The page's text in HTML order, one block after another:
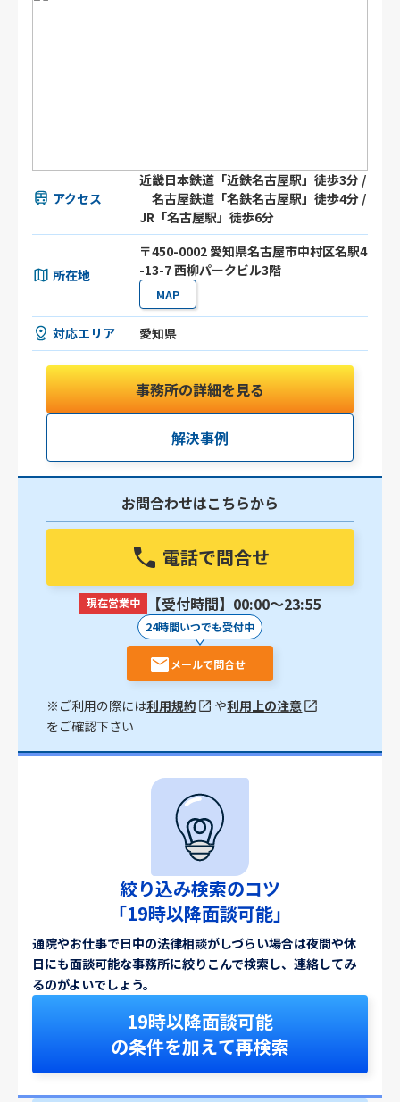
アクセス
近畿日本鉄道「近鉄名古屋駅」徒歩3分 /
名古屋鉄道「名鉄名古屋駅」徒歩4分 /
JR「名古屋駅」徒歩6分
所在地
〒450-0002 愛知県名古屋市中村区名駅4
-13-7 西柳パークビル3階
MAP
対応エリア 愛知県
事務所の詳細を見る
解決事例
お問合わせはこちらから
電話で問合せ
現在営業中 【受付時間】00:00〜23:55
24時間いつでも受付中
メールで問合せ
※ご利用の際には利用規約 や利用上の注意
をご確認下さい
絞り込み検索のコツ
「19時以降面談可能」
通院やお仕事で日中の法律相談がしづらい場合は夜間や休
日にも面談可能な事務所に絞りこんで検索し、連絡してみ
るのがよいでしょう。
19時以降面談可能
の条件を加えて再検索